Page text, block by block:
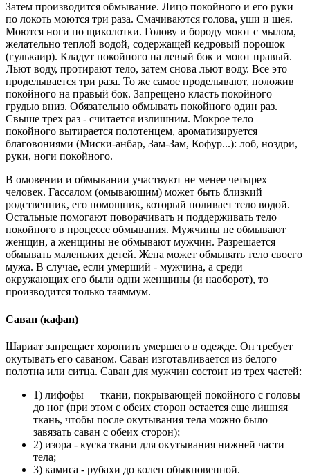
Затем производится обмывание. Лицо покойного и его руки
по локоть моются три раза. Смачиваются голова, уши и шея.
Моются ноги по щиколотки. Голову и бороду моют с мылом,
желательно теплой водой, содержащей кедровый порошок
(гулькаир). Кладут покойного на левый бок и моют правый.
Льют воду, протирают тело, затем снова льют воду. Все это
проделывается три раза. То же самое проделывают, положив
покойного на правый бок. Запрещено класть покойного
грудью вниз. Обязательно обмывать покойного один раз.
Свыше трех раз - считается излишним. Мокрое тело
покойного вытирается полотенцем, ароматизируется
благовониями (Миски-анбар, Зам-Зам, Кофур...): лоб, ноздри,
руки, ноги покойного.
В омовении и обмывании участвуют не менее четырех
человек. Гассалом (омывающим) может быть близкий
родственник, его помощник, который поливает тело водой.
Остальные помогают поворачивать и поддерживать тело
покойного в процессе обмывания. Мужчины не обмывают
женщин, а женщины не обмывают мужчин. Разрешается
обмывать маленьких детей. Жена может обмывать тело своего
мужа. В случае, если умерший - мужчина, а среди
окружающих его были одни женщины (и наоборот), то
производится только таяммум.
Саван (кафан)
Шариат запрещает хоронить умершего в одежде. Он требует
окутывать его саваном. Саван изготавливается из белого
полотна или ситца. Саван для мужчин состоит из трех частей:
1) лифофы — ткани, покрывающей покойного с головы
до ног (при этом с обеих сторон остается еще лишняя
ткань, чтобы после окутывания тела можно было
завязать саван с обеих сторон);
2) изора - куска ткани для окутывания нижней части
тела;
3) камиса - рубахи до колен обыкновенной.